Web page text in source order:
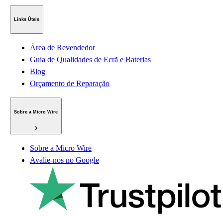
Links Úteis
Área de Revendedor
Guia de Qualidades de Ecrã e Baterias
Blog
Orçamento de Reparação
Sobre a Micro Wire
Sobre a Micro Wire
Avalie-nos no Google